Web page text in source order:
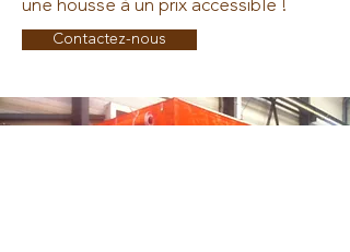
une housse à un prix accessible !
Contactez-nous